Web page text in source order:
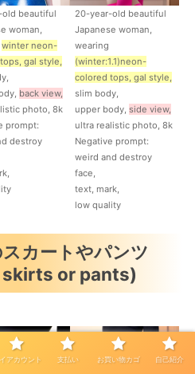
old beautiful
woman,
winter neon-
galstyle
back view,
photo, 8k
prompt:
destroy
20-year-old beautiful
Japanese woman,
wearing
(winter:1.1)neon-
colored tops, gal style
slim body,
upper body, side view,
ultra realistic photo, 8k
Negative prompt:
weird and destroy
face,
text, mark,
low quality
カートやパンツ
or pants)
アカウント 支払い お買い物カゴ 自己紹介